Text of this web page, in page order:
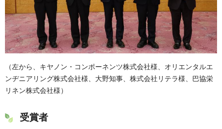
（左から、キヤノン・コンポーネンツ株式会社様、オリエンタルエ
ンヂニアリング株式会社様、大野知事、株式会社リテラ様、巴協栄
リネン株式会社様）
受賞者